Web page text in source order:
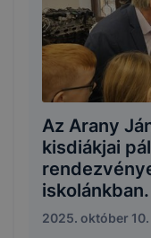
Az Arany
kisdiákjai
iskolánkban.
2025. október 10.